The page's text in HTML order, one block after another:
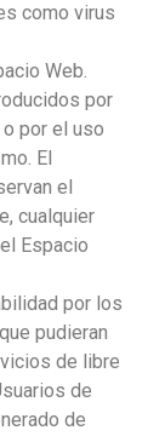
como virus
Web.
por
por el uso
El
el
cualquier
Espacio
por los
pudieran
de libre
de
de